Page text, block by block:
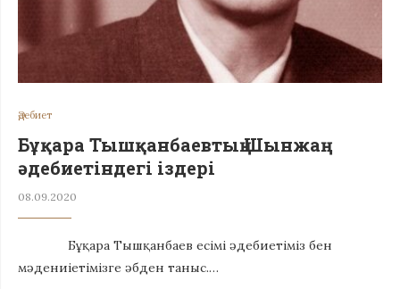
Әдебиет
Бұқара Тышқанбаевтың Шынжаң
әдебиетіндегі іздері
08.09.2020
Бұқара Тышқанбаев есімі әдебиетіміз бен
мәдениіетімізге әбден таныс.…